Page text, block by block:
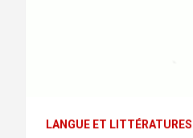
LANGUE ET